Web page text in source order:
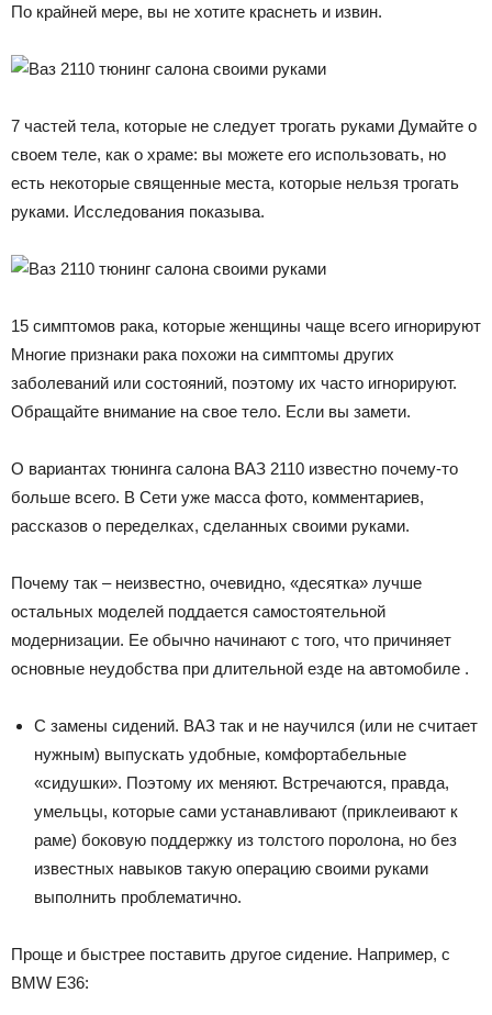
По крайней мере, вы не хотите краснеть и извин.
7 частей тела, которые не следует трогать руками Думайте о
своем теле, как о храме: вы можете его использовать, но
есть некоторые священные места, которые нельзя трогать
руками. Исследования показыва.
15 симптомов рака, которые женщины чаще всего игнорируют
Многие признаки рака похожи на симптомы других
заболеваний или состояний, поэтому их часто игнорируют.
Обращайте внимание на свое тело. Если вы замети.
О вариантах тюнинга салона ВАЗ 2110 известно почему-то
больше всего. В Сети уже масса фото, комментариев,
рассказов о переделках, сделанных своими руками.
Почему так – неизвестно, очевидно, «десятка» лучше
остальных моделей поддается самостоятельной
модернизации. Ее обычно начинают с того, что причиняет
основные неудобства при длительной езде на автомобиле .
С замены сидений. ВАЗ так и не научился (или не считает
нужным) выпускать удобные, комфортабельные
«сидушки». Поэтому их меняют. Встречаются, правда,
умельцы, которые сами устанавливают (приклеивают к
раме) боковую поддержку из толстого поролона, но без
известных навыков такую операцию своими руками
выполнить проблематично.
Проще и быстрее поставить другое сидение. Например, с
BMW E36: